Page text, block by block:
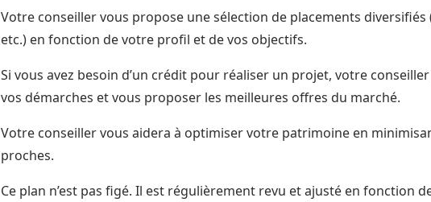
Votre conseiller vous propose une sélection de placements
etc.) en fonction de votre profil et de vos objectifs.
Si vous avez besoin d’un crédit pour réaliser un projet, votre
vos démarches et vous proposer les meilleures offres du marché.
Votre conseiller vous aidera à optimiser votre patrimoine en
proches.
Ce plan n’est pas figé. Il est régulièrement revu et ajusté en fonction